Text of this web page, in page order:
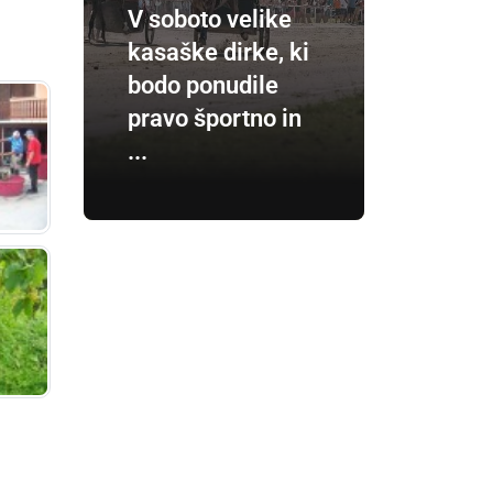
V soboto velike
kasaške dirke, ki
bodo ponudile
pravo športno in
...